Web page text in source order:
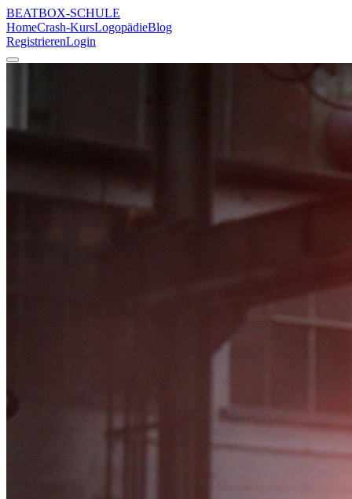
BEATBOX-SCHULE
HomeCrash-KursLogopädieBlog
RegistrierenLogin